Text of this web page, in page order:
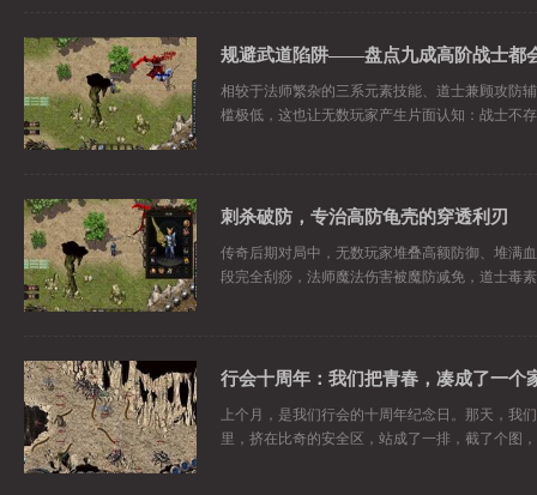
相较于法师繁杂的三系元素技能、道士兼顾攻防
槛极低，这也让无数玩家产生片面认知：战士不
刺杀破防，专治高防龟壳的穿透利刃
传奇后期对局中，无数玩家堆叠高额防御、堆满
段完全刮痧，法师魔法伤害被魔防减免，道士毒
行会十周年：我们把青春，凑成了一个
上个月，是我们行会的十周年纪念日。那天，
里，挤在比奇的安全区，站成了一排，截了个图